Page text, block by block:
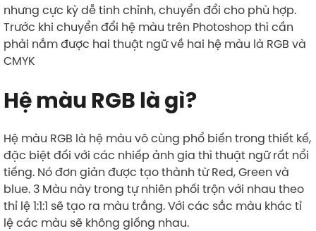
nhưng cực kỳ dễ tinh chỉnh, chuyển đổi cho phù hợp.
Trước khi chuyển đổi hệ màu trên Photoshop thì cần
phải nắm được hai thuật ngữ về hai hệ màu là RGB và
CMYK
Hệ màu RGB là gì?
Hệ màu RGB là hệ màu vô cùng phổ biến trong thiết kế,
đặc biệt đối với các nhiếp ảnh gia thì thuật ngữ rất nổi
tiếng. Nó đơn giản được tạo thành từ Red, Green và
blue. 3 Màu này trong tự nhiên phối trộn với nhau theo
thỉ lệ 1:1:1 sẽ tạo ra màu trắng. Với các sắc màu khác tỉ
lệ các màu sẽ không giống nhau.